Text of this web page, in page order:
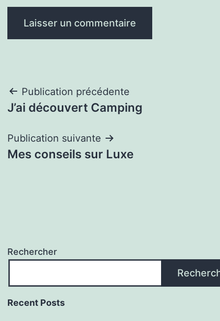
Navigation
de
l’article
Publication précédente
J’ai découvert Camping
Publication suivante
Mes conseils sur Luxe
Rechercher
Recent Posts